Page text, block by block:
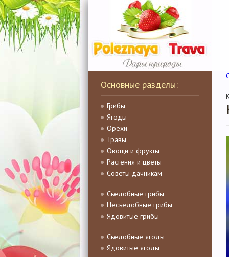
Основные разделы:
Грибы
Ягоды
Орехи
Травы
Овощи и фрукты
Растения и цветы
Советы дачникам
Съедобные грибы
Несъедобные грибы
Ядовитые грибы
Съедобные ягоды
Ядовитые ягоды